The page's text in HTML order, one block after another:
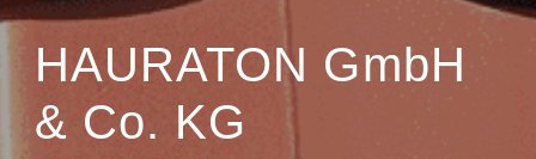
HAURATON GmbH
& Co. KG